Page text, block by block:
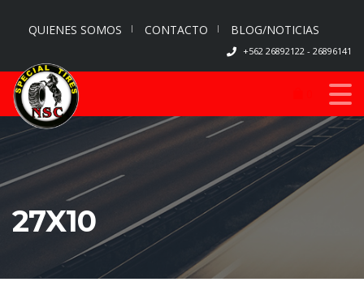
QUIENES SOMOS CONTACTO BLOG/NOTICIAS
+562 26892122 - 26896141
27X10